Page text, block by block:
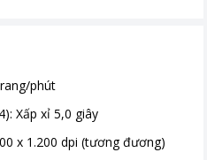
phút
Xấp xỉ 5,0 giây
x 1.200 dpi (tương đương)